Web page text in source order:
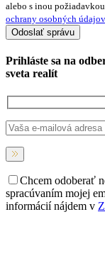
alebo s inou
ochrany osobných údajov
Prihláste sa na
sveta realít
Chcem odoberať
spracúvaním mojej
informácií nájdem v